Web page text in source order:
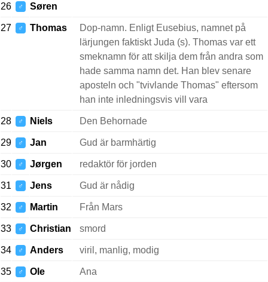
26 ♂ Søren
27 ♂ Thomas
Dop-namn. Enligt Eusebius, namnet på
lärjungen faktiskt Juda (s). Thomas var ett
smeknamn för att skilja dem från andra som
hade samma namn det. Han blev senare
aposteln och "tvivlande Thomas" eftersom
han inte inledningsvis vill vara
28 ♂ Niels Den Behornade
29 ♂ Jan Gud är barmhärtig
30 ♂ Jørgen redaktör för jorden
31 ♂ Jens Gud är nådig
32 ♂ Martin Från Mars
33 ♂ Christian smord
34 ♂ Anders viril, manlig, modig
35 ♂ Ole Ana